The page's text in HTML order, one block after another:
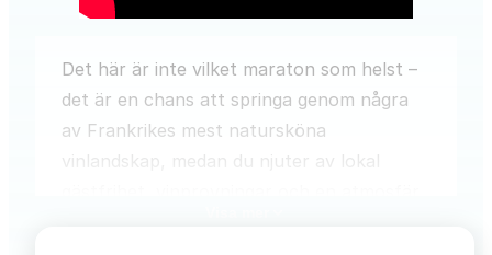
Det här är inte vilket maraton som helst –
det är en chans att springa genom några
av Frankrikes mest natursköna
vinlandskap, medan du njuter av lokal